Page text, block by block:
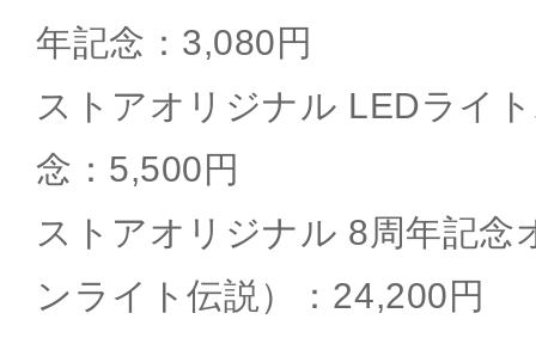
年記念：3,080円
ストアオリジナル LEDライ
念：5,500円
ストアオリジナル 8周年記念
ンライト伝説）：24,200円